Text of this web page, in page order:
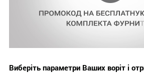
Виберіть параметри Ваших воріт і